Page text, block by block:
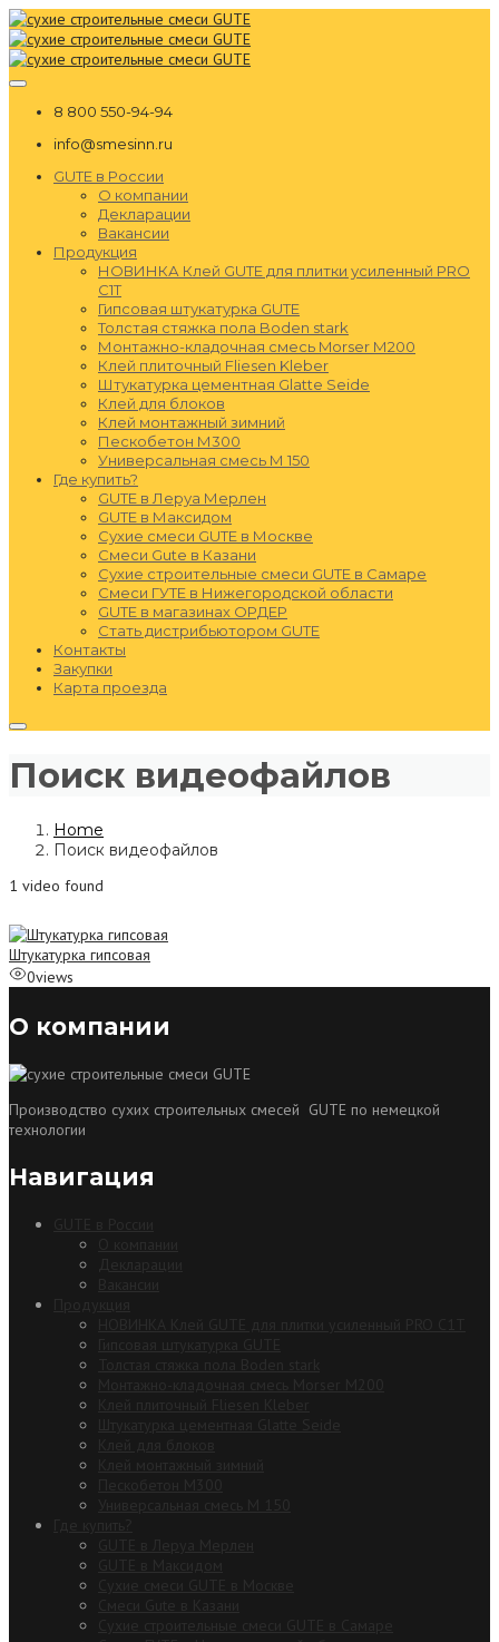
8 800 550-94-94
info@smesinn.ru
GUTE в России
О компании
Декларации
Вакансии
Продукция
НОВИНКА Клей GUTE для плитки усиленный PRO
C1T
Гипсовая штукатурка GUTE
Толстая стяжка пола Boden stark
Монтажно-кладочная смесь Morser М200
Клей плиточный Fliesen Kleber
Штукатурка цементная Glatte Seide
Клей для блоков
Клей монтажный зимний
Пескобетон М300
Универсальная смесь М 150
Где купить?
GUTE в Леруа Мерлен
GUTE в Максидом
Сухие смеси GUTE в Москве
Смеси Gute в Казани
Сухие строительные смеси GUTE в Самаре
Смеси ГУТЕ в Нижегородской области
GUTE в магазинах ОРДЕР
Стать дистрибьютором GUTE
Контакты
Закупки
Карта проезда
Поиск видеофайлов
Home
Поиск видеофайлов
1 video found
Штукатурка гипсовая
0views
О компании
Производство сухих строительных смесей GUTE по немецкой
технологии
Навигация